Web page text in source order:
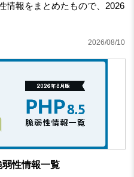
情報をまとめたもので、2026
2026/08/10
弱性情報一覧